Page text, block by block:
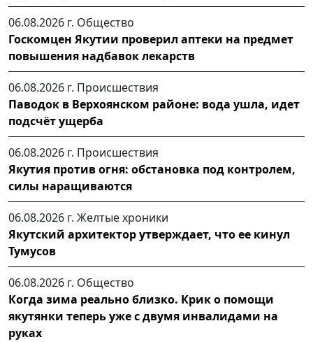
06.08.2026 г. Общество
Госкомцен Якутии проверил аптеки на предмет
повышения надбавок лекарств
06.08.2026 г. Происшествия
Паводок в Верхоянском районе: вода ушла, идет
подсчёт ущерба
06.08.2026 г. Происшествия
Якутия против огня: обстановка под контролем,
силы наращиваются
06.08.2026 г. Желтые хроники
Якутский архитектор утверждает, что ее кинул
Тумусов
06.08.2026 г. Общество
Когда зима реально близко. Крик о помощи
якутянки теперь уже с двумя инвалидами на
руках